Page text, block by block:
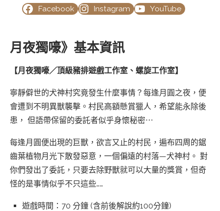
Facebook Instagram YouTube
月夜獨嚎》基本資訊
【月夜獨嚎／頂級豬排遊戲工作室、螺旋工作室】
寧靜僻世的犬神村究竟發生什麼事情？每逢月圓之夜，便
會遭到不明異獸襲擊。村民高額懸賞獵人，希望能永除後
患， 但語帶保留的委託者似乎身懷秘密⋯
每逢月圓便出現的巨獸，欲言又止的村民，遍布四周的鋸
齒葉植物月光下散發惡意，一個偏遠的村落—犬神村。 對
你們發出了委託，只要去除野獸就可以大量的獎賞，但奇
怪的是事情似乎不只這些……
遊戲時間：70 分鐘 (含前後解說約100分鐘)